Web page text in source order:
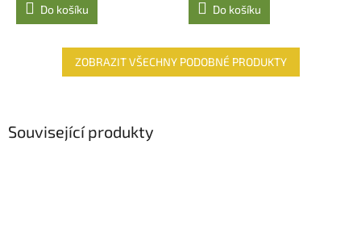
Do košíku Do košíku
ZOBRAZIT VŠECHNY PODOBNÉ PRODUKTY
Související produkty